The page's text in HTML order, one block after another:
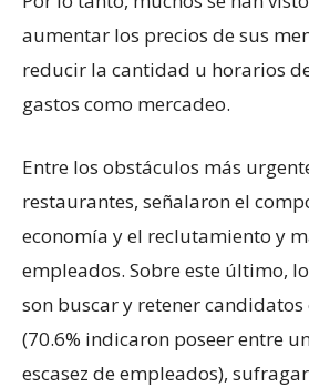
aumentar los precios de sus
reducir la cantidad u horarios
gastos como mercadeo.
Entre los obstáculos más
restaurantes, señalaron el
economía y el reclutamiento y
empleados. Sobre este último,
son buscar y retener
(70.6% indicaron poseer entre
escasez de empleados),